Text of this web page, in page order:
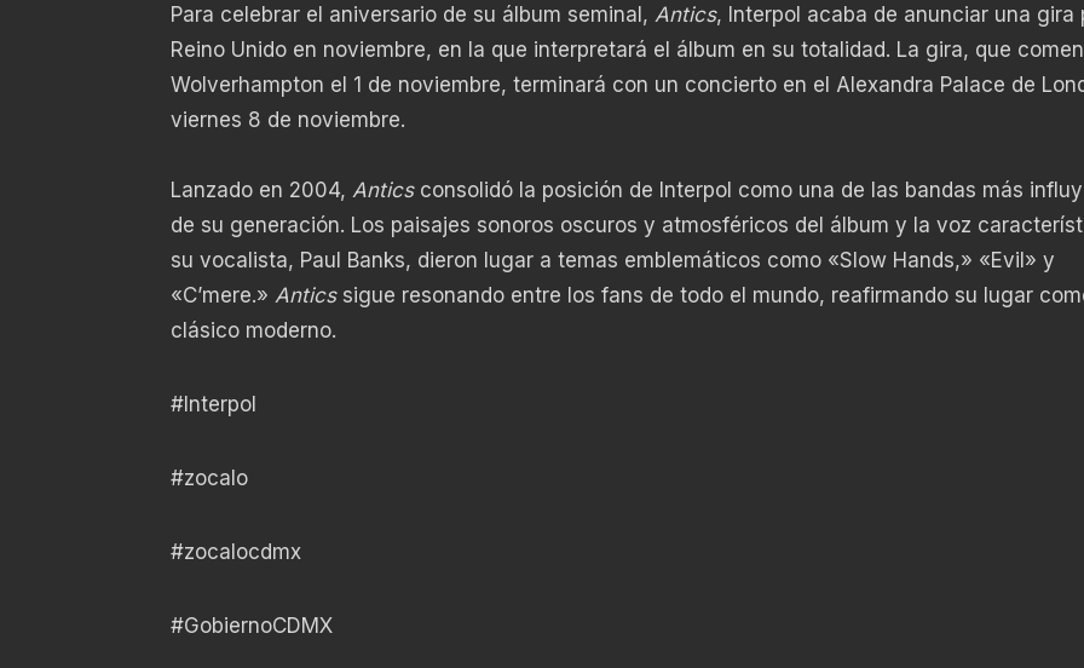
Para celebrar el aniversario de su álbum seminal, Antics, Interpol acaba de anunciar una gira
Reino Unido en noviembre, en la que interpretará el álbum en su totalidad. La gira, que
Wolverhampton el 1 de noviembre, terminará con un concierto en el Alexandra Palace de
viernes 8 de noviembre.
Lanzado en 2004, Anticsconsolidó la posición de Interpol como una de las bandas más
de su generación. Los paisajes sonoros oscuros y atmosféricos del álbum y la voz
su vocalista, Paul Banks, dieron lugar a temas emblemáticos como «Slow Hands,» «Evil» y
«C’mere.» Anticssigue resonando entre los fans de todo el mundo, reafirmando su lugar
clásico moderno.
#Interpol
#zocalo
#zocalocdmx
#GobiernoCDMX